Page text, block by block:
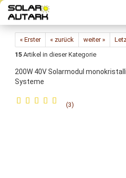
Direkt
zum
Hauptinhalt
« Erster « zurück weiter »
15 Artikel in dieser Kategorie
200W 40V Solarmodul
Systeme
3